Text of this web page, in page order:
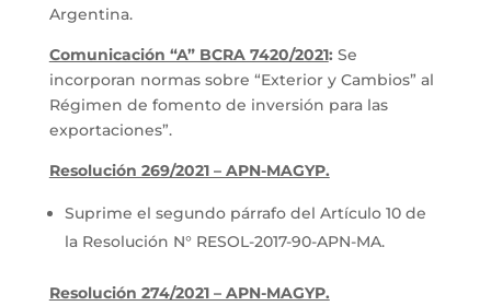
Argentina.
Comunicación “A” BCRA 7420/2021: Se
incorporan normas sobre “Exterior y Cambios” al
Régimen de fomento de inversión para las
exportaciones”.
Resolución 269/2021 – APN-MAGYP.
Suprime el segundo párrafo del Artículo 10 de
la Resolución N° RESOL-2017-90-APN-MA.
Resolución 274/2021 – APN-MAGYP.